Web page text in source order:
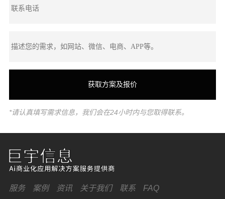
*请认真填写需求信息，我们会在24小时内与您取得联系。
服务 案例 资讯 关于我们 联系 FAQ